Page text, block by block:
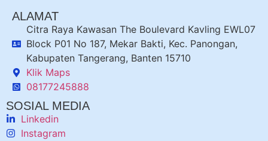
ALAMAT
Citra Raya Kawasan The Boulevard Kavling EWL07
Block P01 No 187, Mekar Bakti, Kec. Panongan,
Kabupaten Tangerang, Banten 15710
Klik Maps
08177245888
SOSIAL MEDIA
Linkedin
Instagram